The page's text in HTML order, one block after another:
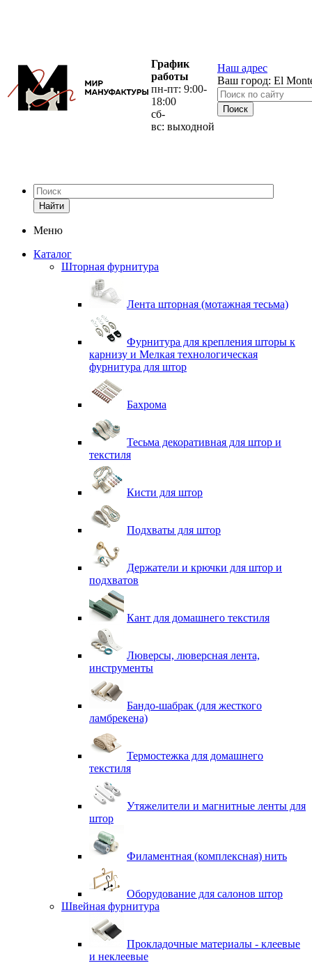
График
работы
пн-пт: 9:00-
18:00
сб-
вс: выходной
Наш адрес
Ваш город: El
Найти
Меню
Каталог
Шторная фурнитура
Лента шторная (мотажная тесьма)
Фурнитура для крепления шторы к
карнизу и Мелкая технологическая
фурнитура для штор
Бахрома
Тесьма декоративная для штор и
текстиля
Кисти для штор
Подхваты для штор
Держатели и крючки для штор и
подхватов
Кант для домашнего текстиля
Люверсы, люверсная лента,
инструменты
Бандо-шабрак (для жесткого
ламбрекена)
Термостежка для домашнего
текстиля
Утяжелители и магнитные ленты для
штор
Филаментная (комплексная) нить
Оборудование для салонов штор
Швейная фурнитура
Прокладочные материалы - клеевые
и неклеевые